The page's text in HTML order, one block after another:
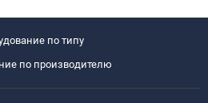
по типу
по производителю